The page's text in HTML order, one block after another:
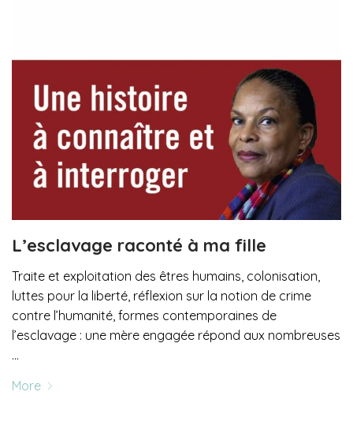
L’esclavage raconté à ma fille
Traite et exploitation des êtres humains, colonisation,
luttes pour la liberté, réflexion sur la notion de crime
contre l’humanité, formes contemporaines de
l’esclavage : une mère engagée répond aux nombreuses
…
More